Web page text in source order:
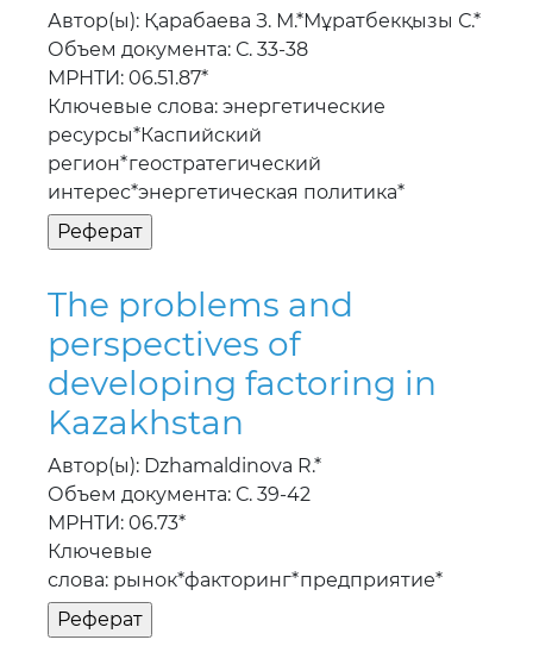
Автор(ы): Қарабаева З. М.*Мұратбекқызы С.*
Объем документа: С. 33-38
МРНТИ: 06.51.87*
Ключевые слова: энергетические
ресурсы*Каспийский
регион*геостратегический
интерес*энергетическая политика*
The problems and
perspectives of
developing factoring in
Kazakhstan
Автор(ы): Dzhamaldinova R.*
Объем документа: С. 39-42
МРНТИ: 06.73*
Ключевые
слова: рынок*факторинг*предприятие*